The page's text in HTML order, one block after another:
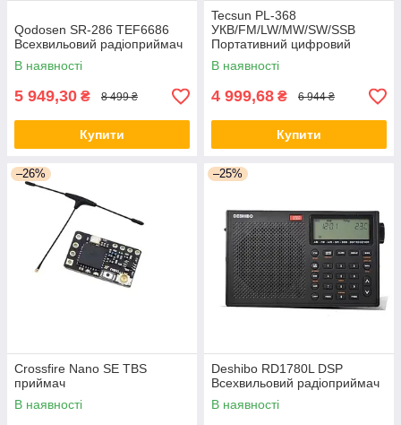
Qodosen SR-286 TEF6686
Всехвильовий радіоприймач
В наявності
5 949,30 ₴ 8 499 ₴
Купити
Tecsun PL-368
УКВ/FM/LW/MW/SW/SSB
Портативний цифровий
приймач
В наявності
4 999,68 ₴ 6 944 ₴
Купити
–26%
Crossfire Nano SE TBS
приймач
В наявності
–25%
Deshibo RD1780L DSP
Всехвильовий радіоприймач
В наявності